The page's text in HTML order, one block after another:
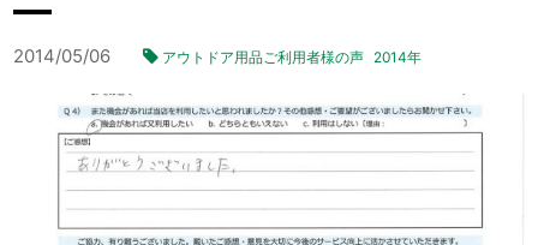
2014/05/06 アウトドア用品ご利用者様の声 2014年